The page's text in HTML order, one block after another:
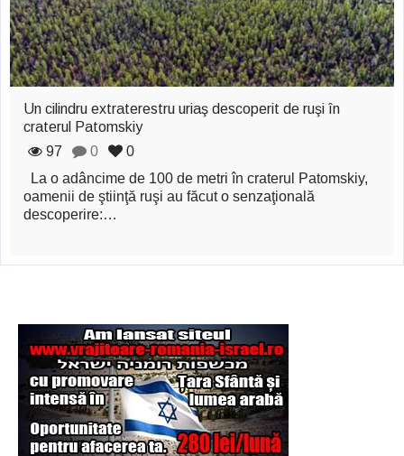
Madona lacrimilor
din Siracusa
(Silcilia)
Uimitoarea viaţă a
Teresei Neumann
Derba, un oraş
misterios vizitat şi
Şi-a vândut soţia
pentru un ritual de
magie neagră
Un cilindru extraterestru uriaş descoperit de ruşi în
craterul Patomskiy
97
0
0
La o adâncime de 100 de metri în craterul Patomskiy,
oamenii de ştiinţă ruşi au făcut o senzaţională
descoperire:…